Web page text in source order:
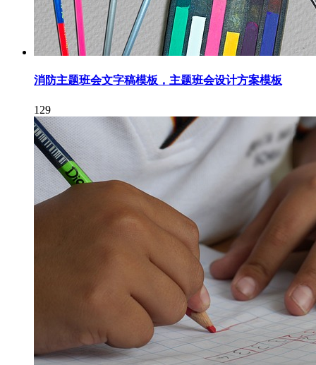
消防主题班会文字稿模板，主题班会设计方案模板
129